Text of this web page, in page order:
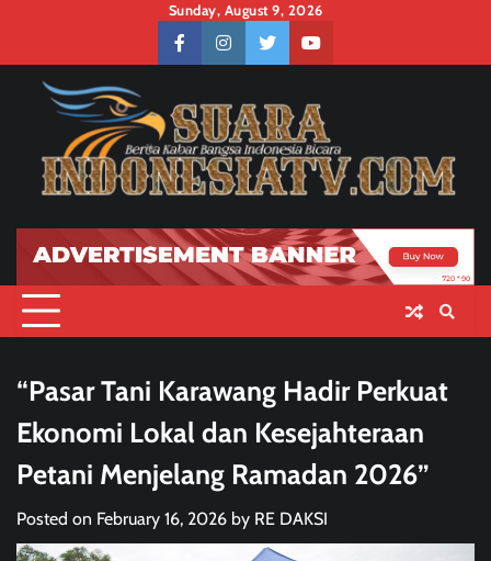
content
Sunday, August 9, 2026
facebookinstagramtwitteryoutube
“Pasar Tani Karawang Hadir Perkuat
Ekonomi Lokal dan Kesejahteraan
Petani Menjelang Ramadan 2026”
Posted on February 16, 2026 by RE DAKSI